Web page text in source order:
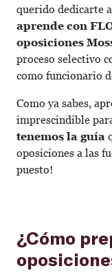
querido dedicarte
aprende con
oposiciones
proceso selectivo
como funcionario
Como ya sabes,
imprescindible
tenemos la guía
oposiciones a las
puesto!
¿Cómo